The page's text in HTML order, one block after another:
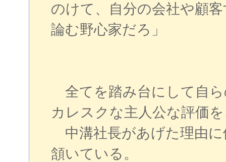
のけて、自分の会社や顧
論む野心家だろ」
全てを踏み台にして自
カレスクな主人公な評価
中溝社長があげた理由
頷いている。